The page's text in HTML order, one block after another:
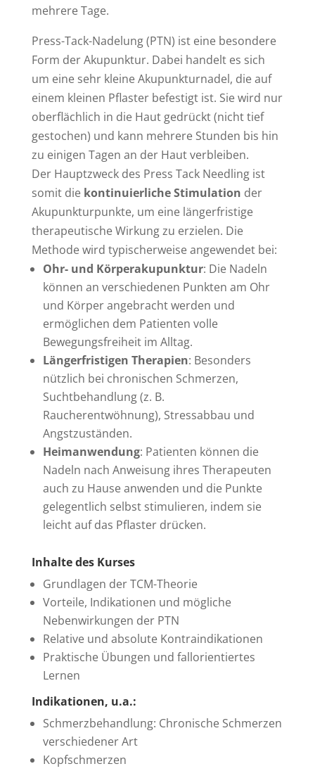
mehrere Tage.
Press-Tack-Nadelung (PTN) ist eine besondere
Form der Akupunktur. Dabei handelt es sich
um eine sehr kleine Akupunkturnadel, die auf
einem kleinen Pflaster befestigt ist. Sie wird nur
oberflächlich in die Haut gedrückt (nicht tief
gestochen) und kann mehrere Stunden bis hin
zu einigen Tagen an der Haut verbleiben.
Der Hauptzweck des Press Tack Needling ist
somit die kontinuierliche Stimulation der
Akupunkturpunkte, um eine längerfristige
therapeutische Wirkung zu erzielen. Die
Methode wird typischerweise angewendet bei:
Ohr- und Körperakupunktur: Die Nadeln
können an verschiedenen Punkten am Ohr
und Körper angebracht werden und
ermöglichen dem Patienten volle
Bewegungsfreiheit im Alltag.
Längerfristigen Therapien: Besonders
nützlich bei chronischen Schmerzen,
Suchtbehandlung (z. B.
Raucherentwöhnung), Stressabbau und
Angstzuständen.
Heimanwendung: Patienten können die
Nadeln nach Anweisung ihres Therapeuten
auch zu Hause anwenden und die Punkte
gelegentlich selbst stimulieren, indem sie
leicht auf das Pflaster drücken.
Inhalte des Kurses
Grundlagen der TCM-Theorie
Vorteile, Indikationen und mögliche
Nebenwirkungen der PTN
Relative und absolute Kontraindikationen
Praktische Übungen und fallorientiertes
Lernen
Indikationen, u.a.:
Schmerzbehandlung: Chronische Schmerzen
verschiedener Art
Kopfschmerzen